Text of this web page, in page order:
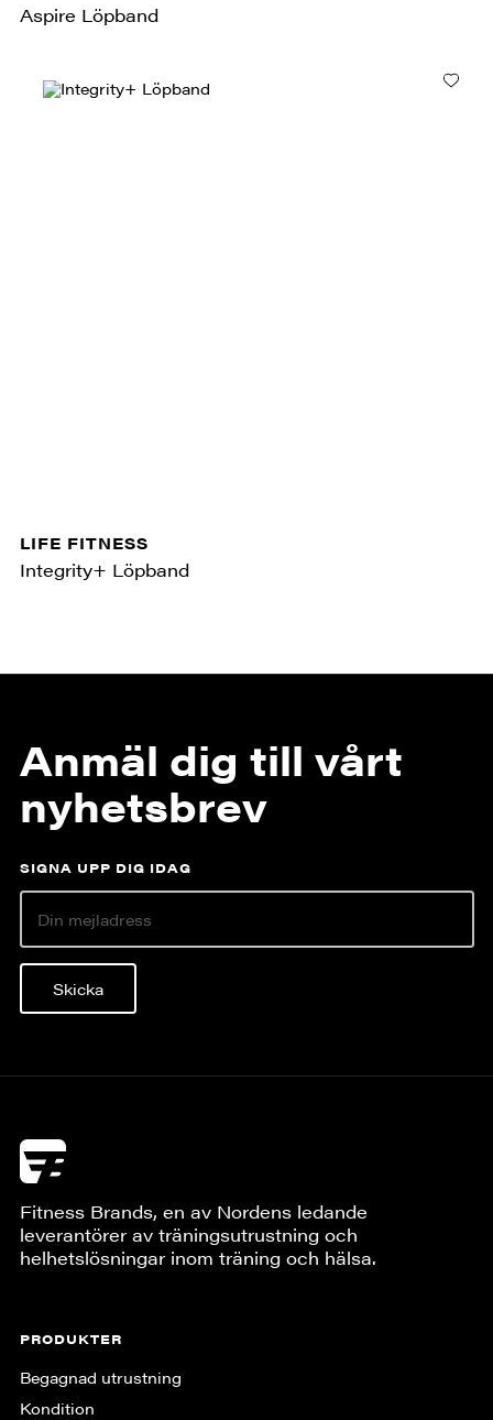
Aspire Löpband
LIFE FITNESS
Integrity+ Löpband
Anmäl dig till vårt
nyhetsbrev
SIGNA UPP DIG IDAG
Skicka
Fitness Brands, en av Nordens ledande
leverantörer av träningsutrustning och
helhetslösningar inom träning och hälsa.
PRODUKTER
Begagnad utrustning
Kondition